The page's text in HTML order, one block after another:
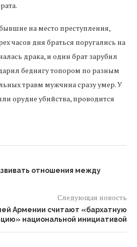
на место преступления,
часов дня браться поругались на
драка, и один брат зарубил
беднягу топором по разным
травм мужчина сразу умер. У
орудие убийства, проводится
отношения между
Следующая новость
Армении считают «бархатную
национальной инициативой